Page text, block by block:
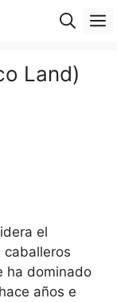
Land)
el
caballeros
ha dominado
años e